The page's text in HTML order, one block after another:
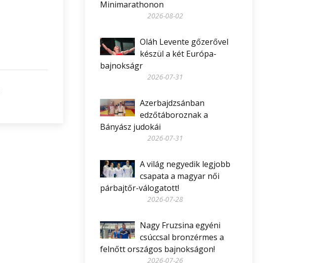
Minimarathonon
2026-08-02
Oláh Levente gőzerővel
készül a két Európa-
bajnokságr
2026-07-31
Azerbajdzsánban
edzőtáboroznak a
Bányász judokái
2026-07-31
A világ negyedik legjobb
csapata a magyar női
párbajtőr-válogatott!
2026-07-28
Nagy Fruzsina egyéni
csúccsal bronzérmes a
felnőtt országos bajnokságon!
2026-07-26